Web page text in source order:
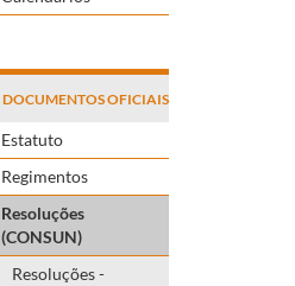
DOCUMENTOS OFICIAIS
Estatuto
Regimentos
Resoluções
(CONSUN)
Resoluções -